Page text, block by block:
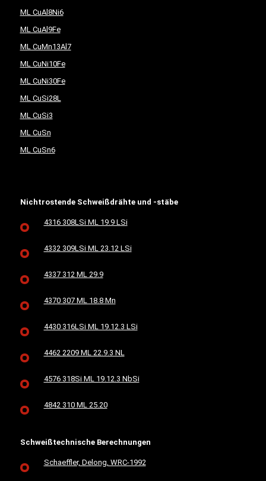
ML CuAl8Ni6
ML CuAl9Fe
ML CuMn13Al7
ML CuNi10Fe
ML CuNi30Fe
ML CuSi28L
ML CuSi3
ML CuSn
ML CuSn6
Nichtrostende Schweißdrähte und -stäbe
4316 308LSi ML 19.9 LSi
4332 309LSi ML 23.12 LSi
4337 312 ML 29.9
4370 307 ML 18.8 Mn
4430 316LSi ML 19.12.3 LSi
4462 2209 ML 22.9.3 NL
4576 318Si ML 19.12.3 NbSi
4842 310 ML 25.20
Schweißtechnische Berechnungen
Schaeffler, Delong, WRC-1992